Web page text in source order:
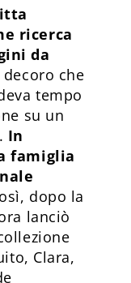
ricerca
da
decoro che
tempo
su un
In
famiglia
dopo la
lanciò
Clara,